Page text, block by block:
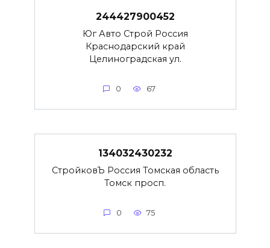
244427900452
Юг Авто Строй Россия
Краснодарский край
Целиноградская ул.
0 67
134032430232
СтройковЪ Россия Томская область
Томск просп.
0 75